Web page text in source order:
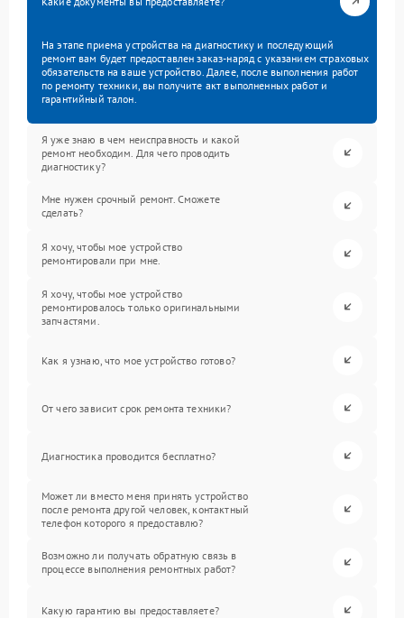
На этапе приема устройства на диагностику и последующий
ремонт вам будет предоставлен заказ-наряд с указанием страховых
обязательств на ваше устройство. Далее, после выполнения работ
по ремонту техники, вы получите акт выполненных работ и
гарантийный талон.
Я уже знаю в чем неисправность и какой
ремонт необходим. Для чего проводить
диагностику?
Мне нужен срочный ремонт. Сможете
сделать?
Я хочу, чтобы мое устройство
ремонтировали при мне.
Я хочу, чтобы мое устройство
ремонтировалось только оригинальными
запчастями.
Как я узнаю, что мое устройство готово?
От чего зависит срок ремонта техники?
Диагностика проводится бесплатно?
Может ли вместо меня принять устройство
после ремонта другой человек, контактный
телефон которого я предоставлю?
Возможно ли получать обратную связь в
процессе выполнения ремонтных работ?
Какую гарантию вы предоставляете?